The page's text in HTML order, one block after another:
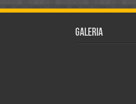
Galeria